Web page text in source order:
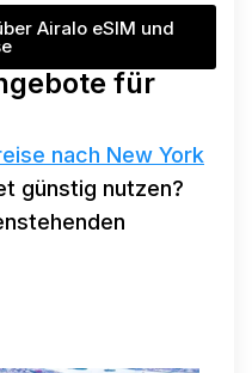
Airalo eSIM und
für
nach New York
günstig nutzen?